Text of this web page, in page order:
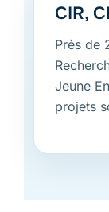
CIR,
Près de
Jeune
projets